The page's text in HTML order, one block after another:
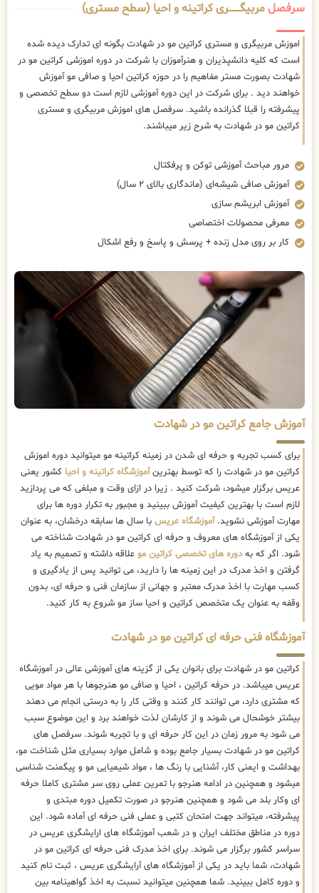
سرفصلمربیگــــــــری کراتینه و احیا (سطح مستری)
اموزش مربیگری و مستری کراتین مو در شهادت بگونه ای تدارک دیده شده
است که کلیه دانشپذیران و هنرآموزان با شرکت در دوره اموزشی کراتین مو در
شهادت بصورت مستر مفاهیم را در حوزه کراتین احیا و صافی مو آموزش
خواهند دید . برای شرکت در این دوره آموزشی لازم است دو سطح تخصصی و
پیشرفته را قبلا گذرانده باشید. سرفصل های اموزش مربیگری و مستری
کراتین مو در شهادت به شرح زیر میباشند.
مرور مباحث آموزشی توکن و پرفکتال
آموزش صافی شیشه‌ای (ماندگاری بالای ۲ سال)
آموزش ابریشم سازی
معرفی محصولات اختصاصی
کار بر روی مدل زنده + پرسش و پاسخ و رفع اشکال
آموزش جامع کراتین مو در شهادت
برای کسب تجربه و حرفه ای شدن در زمینه کراتینه مو میتوانید دوره اموزش
کراتین مو در شهادت را که توسط بهترینآموزشگاه کراتینه و احیا کشور یعنی
عریس برگزار میشود، شرکت کنید . زیرا در ازای وقت و مبلغی که می پردازید
لازم است با بهترین کیفیت آموزش ببینید و مجبور به تکرار دوره ها برای
مهارت آموزشی نشوید.آموزشگاه عریس با سال ها سابقه درخشان، به عنوان
یکی از آموزشگاه های معروف و حرفه ای کراتین مو در شهادت شناخته می
شود. اگر که بهدوره های تخصصی کراتین مو علاقه داشته و تصمیم به یاد
گرفتن و اخذ مدرک در این زمینه ها را دارید، می توانید پس از یادگیری و
کسب مهارت با اخذ مدرک معتبر و جهانی از سازمان فنی و حرفه ای، بدون
وقفه به عنوان یک متخصص کراتین و احیا ساز مو شروع به کار کنید.
آموزشگاه فنی حرفه ای کراتین مو در شهادت
کراتین مو در شهادت برای بانوان یکی از گزینه های آموزشی عالی در آموزشگاه
عریس میباشد. در حرفه کراتین ، احیا و صافی مو هنرجوها با هر مواد مویی
که مشتری دارد، می توانند کار کنند و وقتی کار را به درستی انجام می دهند
بیشتر خوشحال می شوند و از کارشان لذت خواهند برد و این موضوع سبب
می شود به مرور زمان در این کار حرفه ای و با تجربه شوند. سرفصل های
کراتین مو در شهادت بسیار جامع بوده و شامل موارد بسیاری مثل شناخت مو،
بهداشت و ایمنی کار، آشنایی با رنگ ها ، مواد شیمیایی مو و پیگمنت شناسی
میشود و همچنین در ادامه هنرجو با تمرین عملی روی سر مشتری کاملا حرفه
ای وکار بلد می شود و همچنین هنرجو در صورت تکمیل دوره مبتدی و
پیشرفته، میتواند جهت امتحان کتبی و عملی فنی حرفه ای آماده شود. این
دوره در مناطق مختلف ایران و در شعب آموزشگاه های ارایشگری عریس در
سراسر کشور برگزار می شوند. برای اخذ مدرک فنی حرفه ای کراتین مو در
شهادت، شما باید در یکی از آموزشگاه های آرایشگری عریس ، ثبت نام کنید
و دوره کامل ببینید. شما همچنین میتوانید نسبت به اخذ گواهینامه بین